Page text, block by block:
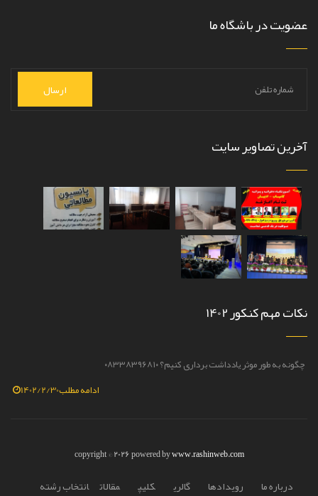
عضویت در باشگاه ما
ارسال
آخرین تصاویر سایت
نکات مهم کنکور 1402
چگونه به طور موثر یادداشت برداری کنیم؟ ۰۸۳۳۸۳۹۶۸۱۰
1402/2/30ادامه مطلب
copyright © 2026 powered bywww.rashinweb.com
درباره ما رويدادها گالري کليپ مقالات انتخاب رشته